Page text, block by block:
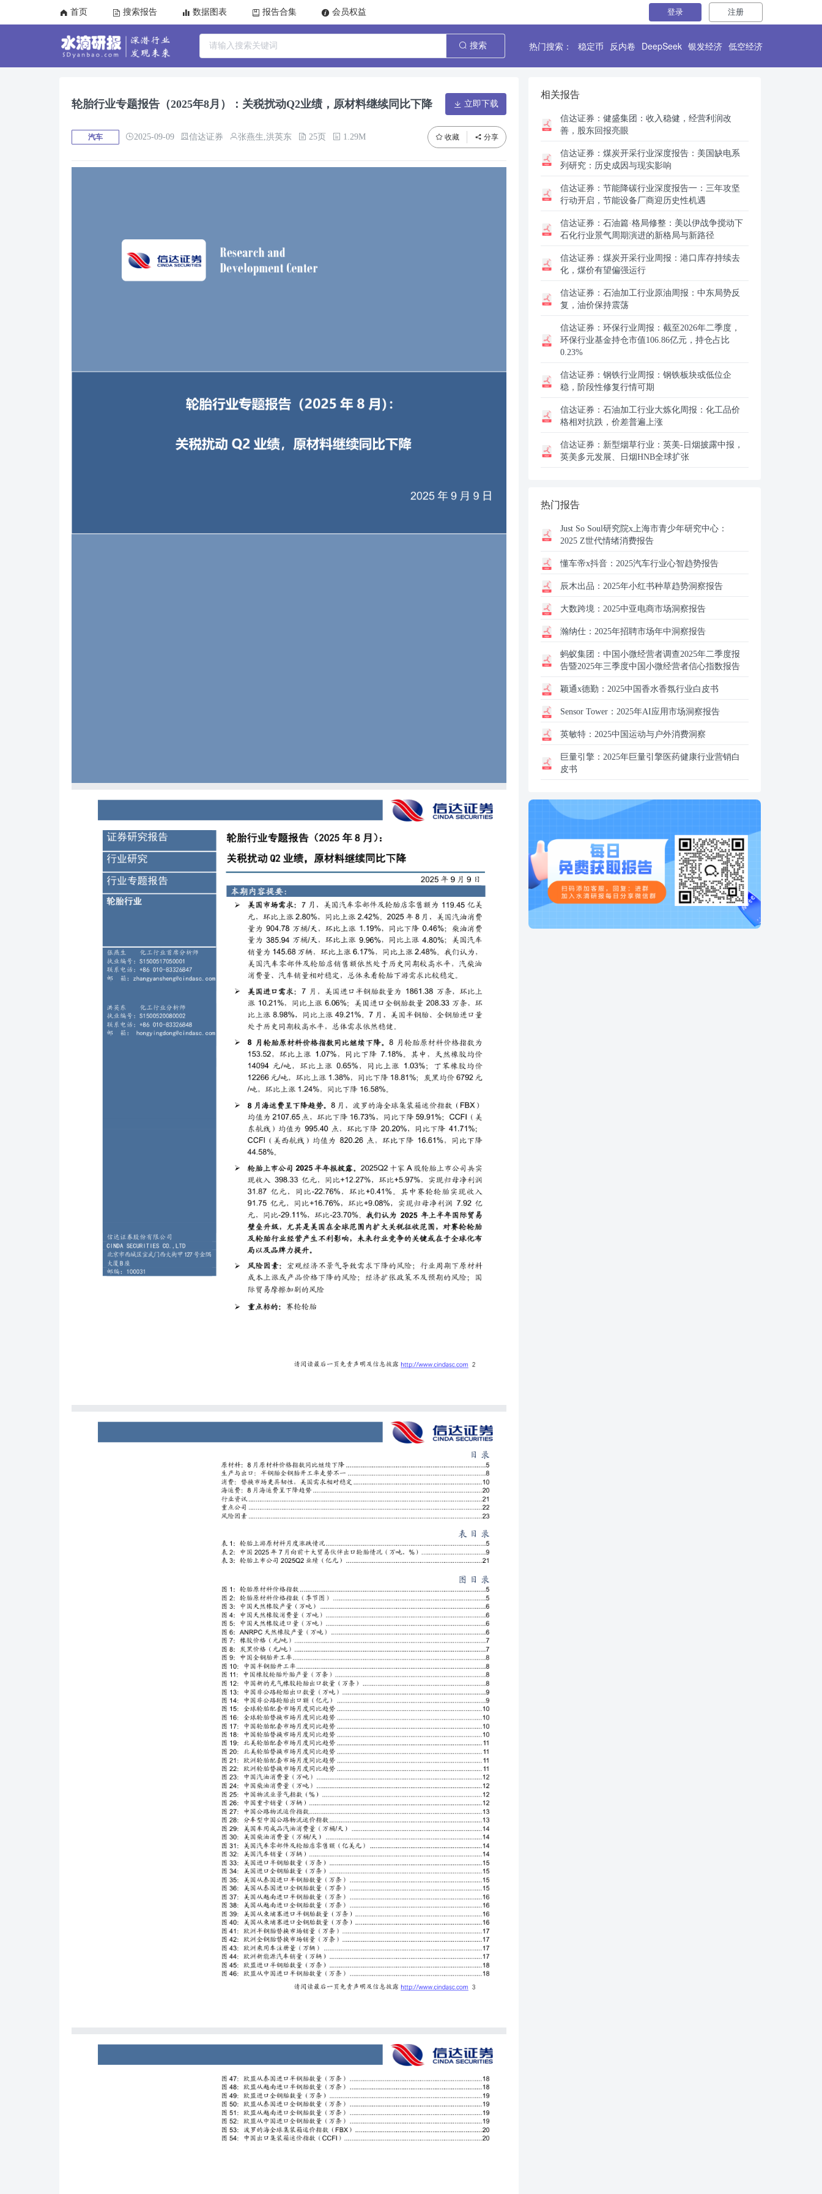
首页 搜索报告 数据图表 报告合集 会员权益 登录 注册
搜索 热门搜索： 稳定币 反内卷 DeepSeek 银发经济 低空经济
轮胎行业专题报告（2025年8月）：关税扰动Q2业绩，原材料继续同比下降 立即下载
汽车 2025-09-09 信达证券 张燕生,洪英东 25页 1.29M 收藏 分享
相关报告
信达证券： 健盛集团：收入稳健，经营利润改
善，股东回报亮眼
信达证券： 煤炭开采行业深度报告：美国缺电系
列研究：历史成因与现实影响
信达证券： 节能降碳行业深度报告一：三年攻坚
行动开启，节能设备厂商迎历史性机遇
信达证券： 石油篇·格局修整：美以伊战争搅动下
石化行业景气周期演进的新格局与新路径
信达证券： 煤炭开采行业周报：港口库存持续去
化，煤价有望偏强运行
信达证券： 石油加工行业原油周报：中东局势反
复，油价保持震荡
信达证券： 环保行业周报：截至2026年二季度，
环保行业基金持仓市值106.86亿元，持仓占比
0.23%
信达证券： 钢铁行业周报：钢铁板块或低位企
稳，阶段性修复行情可期
信达证券： 石油加工行业大炼化周报：化工品价
格相对抗跌，价差普遍上涨
信达证券： 新型烟草行业：英美-日烟披露中报，
英美多元发展、日烟HNB全球扩张
热门报告
Just So Soul研究院x上海市青少年研究中心：
2025 Z世代情绪消费报告
懂车帝x抖音： 2025汽车行业心智趋势报告
辰木出品： 2025年小红书种草趋势洞察报告
大数跨境： 2025中亚电商市场洞察报告
瀚纳仕： 2025年招聘市场年中洞察报告
蚂蚁集团： 中国小微经营者调查2025年二季度报
告暨2025年三季度中国小微经营者信心指数报告
颖通x德勤： 2025中国香水香氛行业白皮书
Sensor Tower： 2025年AI应用市场洞察报告
英敏特： 2025中国运动与户外消费洞察
巨量引擎： 2025年巨量引擎医药健康行业营销白
皮书